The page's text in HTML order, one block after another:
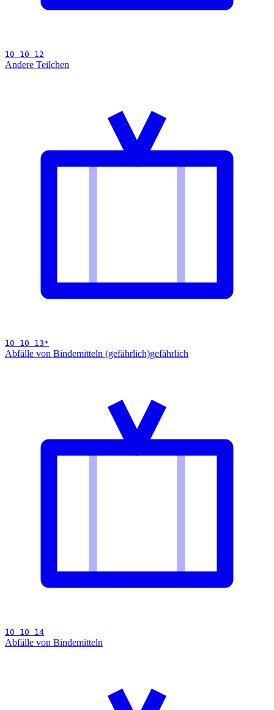
10 10 12
Andere Teilchen
10 10 13*
Abfälle von Bindemitteln (gefährlich)gefährlich
10 10 14
Abfälle von Bindemitteln